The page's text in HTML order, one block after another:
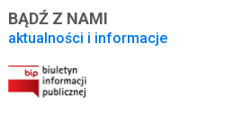
BĄDŹ Z NAMI
aktualności i informacje